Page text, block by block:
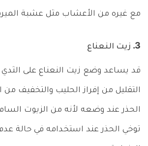
مع غيره من الأعشاب مثل عشبة
3. زيت النعناع
قد يساعد وضع زيت النعناع على
التقليل من إفراز الحليب والتخفيف من
الحذر عند وضعه لأنه من الزيوت
توخي الحذر عند استخدامه في حالة